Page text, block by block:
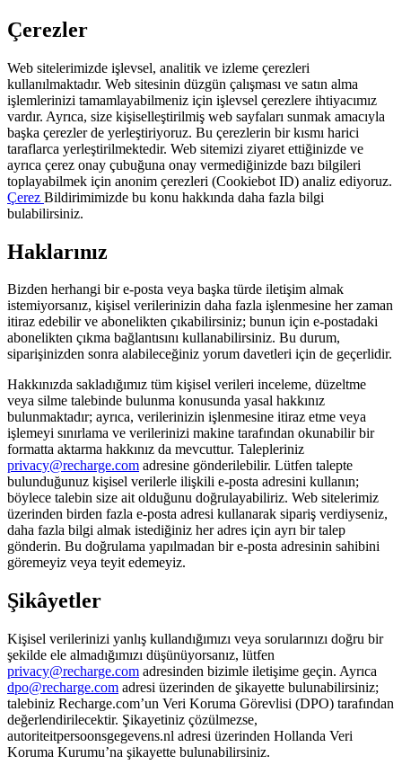
Çerezler
Web sitelerimizde işlevsel, analitik ve izleme çerezleri
kullanılmaktadır. Web sitesinin düzgün çalışması ve satın alma
işlemlerinizi tamamlayabilmeniz için işlevsel çerezlere ihtiyacımız
vardır. Ayrıca, size kişiselleştirilmiş web sayfaları sunmak amacıyla
başka çerezler de yerleştiriyoruz. Bu çerezlerin bir kısmı harici
taraflarca yerleştirilmektedir. Web sitemizi ziyaret ettiğinizde ve
ayrıca çerez onay çubuğuna onay vermediğinizde bazı bilgileri
toplayabilmek için anonim çerezleri (Cookiebot ID) analiz ediyoruz.
Çerez Bildirimimizde bu konu hakkında daha fazla bilgi
bulabilirsiniz.
Haklarınız
Bizden herhangi bir e-posta veya başka türde iletişim almak
istemiyorsanız, kişisel verilerinizin daha fazla işlenmesine her zaman
itiraz edebilir ve abonelikten çıkabilirsiniz; bunun için e-postadaki
abonelikten çıkma bağlantısını kullanabilirsiniz. Bu durum,
siparişinizden sonra alabileceğiniz yorum davetleri için de geçerlidir.
Hakkınızda sakladığımız tüm kişisel verileri inceleme, düzeltme
veya silme talebinde bulunma konusunda yasal hakkınız
bulunmaktadır; ayrıca, verilerinizin işlenmesine itiraz etme veya
işlemeyi sınırlama ve verilerinizi makine tarafından okunabilir bir
formatta aktarma hakkınız da mevcuttur. Talepleriniz
privacy@recharge.com adresine gönderilebilir. Lütfen talepte
bulunduğunuz kişisel verilerle ilişkili e-posta adresini kullanın;
böylece talebin size ait olduğunu doğrulayabiliriz. Web sitelerimiz
üzerinden birden fazla e-posta adresi kullanarak sipariş verdiyseniz,
daha fazla bilgi almak istediğiniz her adres için ayrı bir talep
gönderin. Bu doğrulama yapılmadan bir e-posta adresinin sahibini
göremeyiz veya teyit edemeyiz.
Şikâyetler
Kişisel verilerinizi yanlış kullandığımızı veya sorularınızı doğru bir
şekilde ele almadığımızı düşünüyorsanız, lütfen
privacy@recharge.com adresinden bizimle iletişime geçin. Ayrıca
dpo@recharge.com adresi üzerinden de şikayette bulunabilirsiniz;
talebiniz Recharge.com’un Veri Koruma Görevlisi (DPO) tarafından
değerlendirilecektir. Şikayetiniz çözülmezse,
autoriteitpersoonsgegevens.nl adresi üzerinden Hollanda Veri
Koruma Kurumu’na şikayette bulunabilirsiniz.